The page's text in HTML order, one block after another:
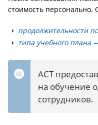
стоимость персонально.
продолжительности
типа учебного плана
АСТ
на обучение
сотрудников.